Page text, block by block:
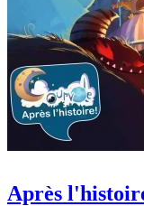
Après